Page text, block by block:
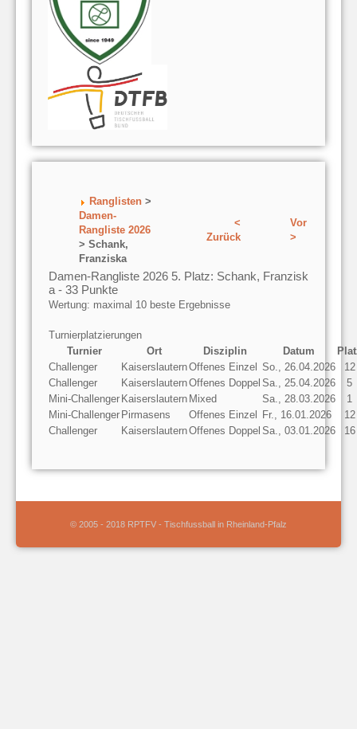
Ranglisten >
Damen-
Rangliste 2026
> Schank,
Franziska
<
Zurück
Vor
>
Damen-Rangliste 2026 5. Platz: Schank, Franzisk
a - 33 Punkte
Wertung: maximal 10 beste Ergebnisse
Turnierplatzierungen
Turnier
Ort Disziplin Datum
Challenger
KaiserslauternOffenes Einzel So., 26.04.2026
12
Challenger
KaiserslauternOffenes Doppel Sa., 25.04.2026
5
Mini-Challenger Kaiserslautern Mixed Sa., 28.03.2026
1
Mini-Challenger Pirmasens Offenes Einzel Fr., 16.01.2026
12
Challenger
KaiserslauternOffenes Doppel Sa., 03.01.2026 16
© 2005 - 2018 RPTFV - Tischfussball in Rheinland-Pfalz